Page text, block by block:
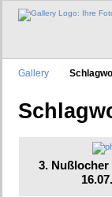
Gallery
3. Nußlocher